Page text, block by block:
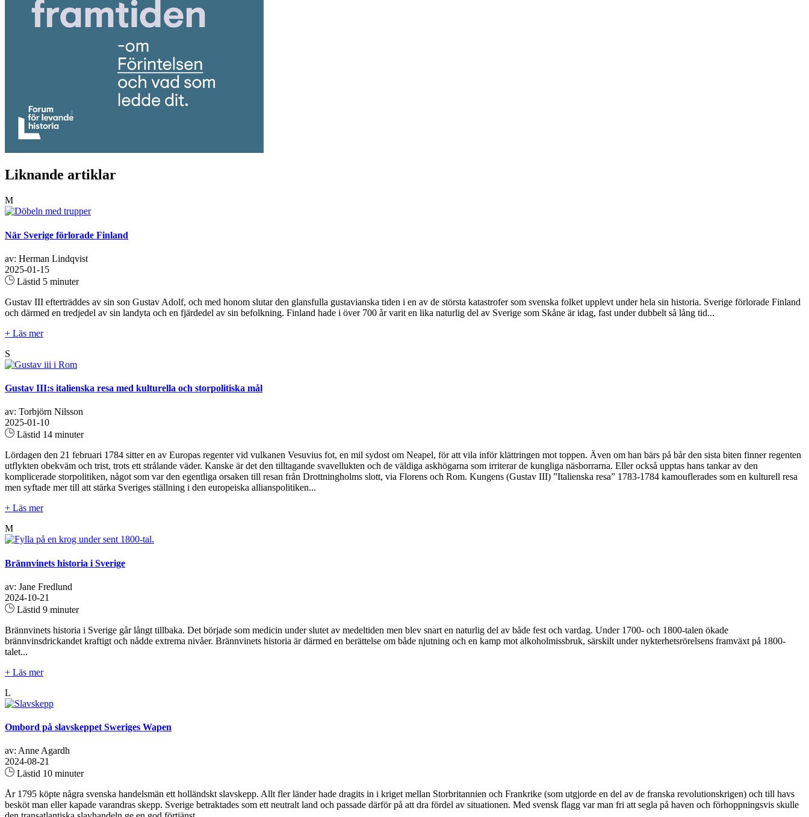
Liknande artiklar
M
När Sverige förlorade Finland
av: Herman Lindqvist
2025-01-15
Lästid 5 minuter
Gustav III efterträddes av sin son Gustav Adolf, och med honom slutar den glansfulla gustavianska tiden i en av de största katastrofer som svenska folket upplevt under hela sin historia. Sverige förlorade Finland
och därmed en tredjedel av sin landyta och en fjärdedel av sin befolkning. Finland hade i över 700 år varit en lika naturlig del av Sverige som Skåne är idag, fast under dubbelt så lång tid...
+ Läs mer
S
Gustav III:s italienska resa med kulturella och storpolitiska mål
av: Torbjörn Nilsson
2025-01-10
Lästid 14 minuter
Lördagen den 21 februari 1784 sitter en av Europas regenter vid vulkanen Vesuvius fot, en mil sydost om Neapel, för att vila inför klättringen mot toppen. Även om han bärs på bår den sista biten finner regenten
utflykten obekväm och trist, trots ett strålande väder. Kanske är det den tilltagande svavellukten och de väldiga askhögarna som irriterar de kungliga näsborrarna. Eller också upptas hans tankar av den
komplicerade storpolitiken, något som var den egentliga orsaken till resan från Drottningholms slott, via Florens och Rom. Kungens (Gustav III) ”Italienska resa” 1783-1784 kamouflerades som en kulturell resa
men syftade mer till att stärka Sveriges ställning i den europeiska allianspolitiken...
+ Läs mer
M
Brännvinets historia i Sverige
av: Jane Fredlund
2024-10-21
Lästid 9 minuter
Brännvinets historia i Sverige går långt tillbaka. Det började som medicin under slutet av medeltiden men blev snart en naturlig del av både fest och vardag. Under 1700- och 1800-talen ökade
brännvinsdrickandet kraftigt och nådde extrema nivåer. Brännvinets historia är därmed en berättelse om både njutning och en kamp mot alkoholmissbruk, särskilt under nykterhetsrörelsens framväxt på 1800-
talet...
+ Läs mer
L
Ombord på slavskeppet Sweriges Wapen
av: Anne Agardh
2024-08-21
Lästid 10 minuter
År 1795 köpte några svenska handelsmän ett holländskt slavskepp. Allt fler länder hade dragits in i kriget mellan Storbritannien och Frankrike (som utgjorde en del av de franska revolutionskrigen) och till havs
besköt man eller kapade varandras skepp. Sverige betraktades som ett neutralt land och passade därför på att dra fördel av situationen. Med svensk flagg var man fri att segla på haven och förhoppningsvis skulle